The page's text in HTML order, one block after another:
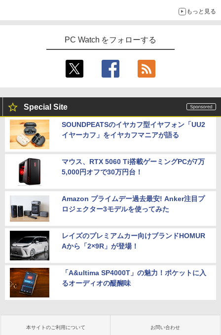
代Celeron 6305U最大メモリ32GB 秒速
Microsoftoffice2024可 送料無料 WIFI
￥25,278
代 Corei3/i5-8500T メモリ最大16GB SS
o 中古パソコンデスクトップパソコン ミ
ニPC デル 中古パソコンデスクトップPC
TX1650/Intel Core i5-10500/8GB(DDR
4)/M.2 SSD512GB/DVD-RW/Win11 Pro-
64bit】中古/送料無料 ※沖縄、離島を除
く
h/PS3/PS4/PS5/Xbox One/PC/スマホ/U
￥8,980
高画質 デュアルモニター サブモニター
ポータブルモニター ゲーミングモニター
リモートワーク IPS Tpye-C/mini HDMI
pc ミニPC iPhone対応
もっと見る
PC Watch をフォローする
Special Site
SOUNDPEATSのイヤカフ型イヤフォン「UU2
イヤーカフ」をイヤカフマニアが語る
マウス、RTX 5060 Ti搭載ゲーミングPCが7万
5,000円オフで30万円台！
Amazon プライムデー過去最安! Anker注目プ
ロジェクター3モデルを使ってみた
レイズのプレミアムカー向けブランドHOMUR
Aから「2×9R」が登場！
「A&ultima SP4000T」の魅力！ポケットに入
るオーディオの醍醐味
本サイトのご利用について お問い合わせ